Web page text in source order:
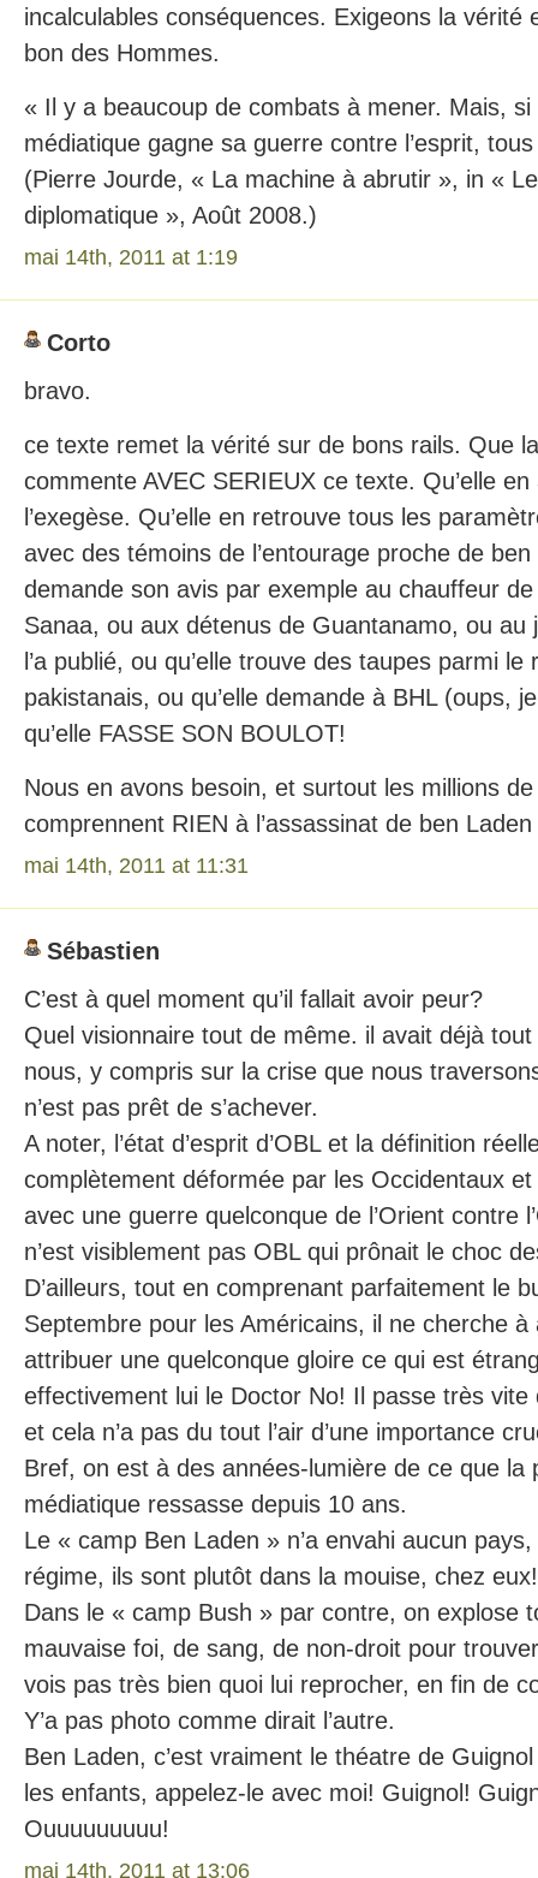
incalculables conséquences. Exigeons la vérité
bon des Hommes.
« Il y a beaucoup de combats à mener. Mais, si
médiatique gagne sa guerre contre l’esprit,
(Pierre Jourde, « La machine à abrutir », in «
diplomatique », Août 2008.)
mai 14th, 2011 at 1:19
Corto
bravo.
ce texte remet la vérité sur de bons rails. Que
commente AVEC SERIEUX ce texte. Qu’elle
l’exegèse. Qu’elle en retrouve tous les
avec des témoins de l’entourage proche de ben
demande son avis par exemple au chauffeur
Sanaa, ou aux détenus de Guantanamo, ou au
l’a publié, ou qu’elle trouve des taupes parmi
pakistanais, ou qu’elle demande à BHL (oups,
qu’elle FASSE SON BOULOT!
Nous en avons besoin, et surtout les millions de
comprennent RIEN à l’assassinat de ben
mai 14th, 2011 at 11:31
Sébastien
C’est à quel moment qu’il fallait avoir peur?
Quel visionnaire tout de même. il avait déjà
nous, y compris sur la crise que nous
n’est pas prêt de s’achever.
A noter, l’état d’esprit d’OBL et la définition
complètement déformée par les Occidentaux et
avec une guerre quelconque de l’Orient contre
n’est visiblement pas OBL qui prônait le choc
D’ailleurs, tout en comprenant parfaitement le
Septembre pour les Américains, il ne cherche à
attribuer une quelconque gloire ce qui est
effectivement lui le Doctor No! Il passe très vite
et cela n’a pas du tout l’air d’une importance
Bref, on est à des années-lumière de ce que la
médiatique ressasse depuis 10 ans.
Le « camp Ben Laden » n’a envahi aucun
régime, ils sont plutôt dans la mouise, chez eux!
Dans le « camp Bush » par contre, on explose
mauvaise foi, de sang, de non-droit pour
vois pas très bien quoi lui reprocher, en fin de
Y’a pas photo comme dirait l’autre.
Ben Laden, c’est vraiment le théatre de
les enfants, appelez-le avec moi! Guignol!
Ouuuuuuuuu!
mai 14th, 2011 at 13:06